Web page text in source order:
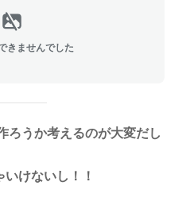
きませんでした
ろうか考えるのが大変だし
けないし！！